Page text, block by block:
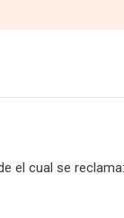
el cual se